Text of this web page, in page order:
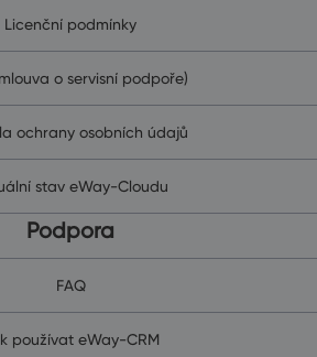
Licenční podmínky
o servisní podpoře)
ochrany osobních údajů
stav eWay-Cloudu
Podpora
FAQ
používat eWay-CRM